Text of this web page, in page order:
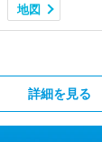
地図
詳細を見る